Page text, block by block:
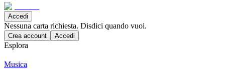
Accedi
Nessuna carta richiesta. Disdici quando vuoi.
Crea account Accedi
Esplora
Musica